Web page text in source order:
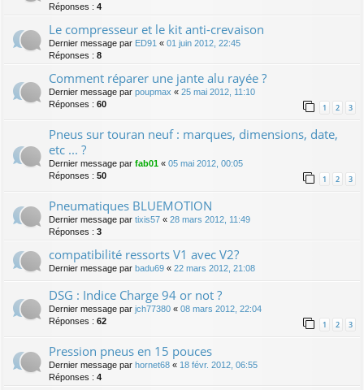
Réponses : 4
Le compresseur et le kit anti-crevaison
Dernier message par ED91 « 01 juin 2012, 22:45
Réponses : 8
Comment réparer une jante alu rayée ?
Dernier message par poupmax « 25 mai 2012, 11:10
Réponses : 60 1 2 3
Pneus sur touran neuf : marques, dimensions, date,
etc ... ?
Dernier message par fab01 « 05 mai 2012, 00:05
Réponses : 50 1 2 3
Pneumatiques BLUEMOTION
Dernier message par tixis57 « 28 mars 2012, 11:49
Réponses : 3
compatibilité ressorts V1 avec V2?
Dernier message par badu69 « 22 mars 2012, 21:08
DSG : Indice Charge 94 or not ?
Dernier message par jch77380 « 08 mars 2012, 22:04
Réponses : 62 1 2 3
Pression pneus en 15 pouces
Dernier message par hornet68 « 18 févr. 2012, 06:55
Réponses : 4